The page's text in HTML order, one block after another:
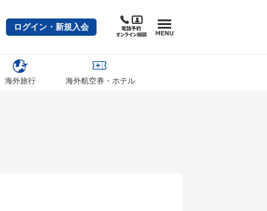
ログイン・新規入会
海外旅行 海外航空券・ホテル